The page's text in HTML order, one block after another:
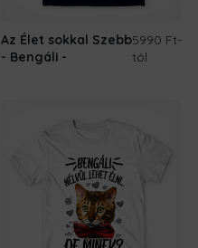
Az Élet sokkal Szebb
- Bengáli
5990 Ft-
tól